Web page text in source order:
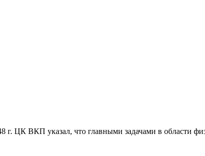
г. ЦК ВКП указал, что главными задачами в области